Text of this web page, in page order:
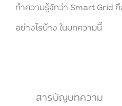
ทำความรู้จักว่า Smart Grid คื
อย่างไรบ้าง ในบทความนี้
สารบัญบทความ